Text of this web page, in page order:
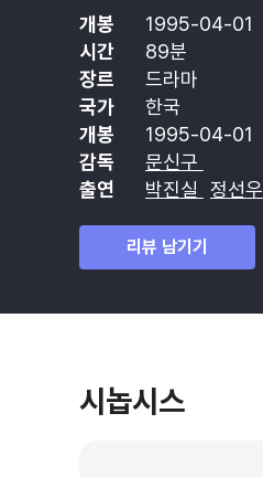
개봉 1995-04-01
시간
89분
장르
드라마
국가
한국
개봉
1995-04-01
감독
문신구
출연
박진실 정선우
리뷰 남기기
시놉시스